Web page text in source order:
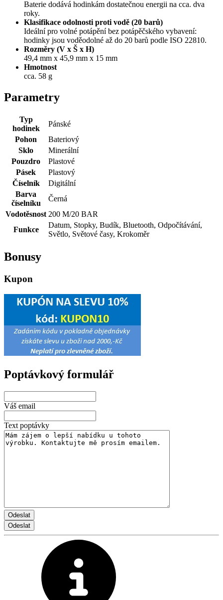
Baterie dodává hodinkám dostatečnou energii na cca. dva
roky.
Klasifikace odolnosti proti vodě (20 barů)
Ideální pro volné potápění bez potápěčského vybavení:
hodinky jsou voděodolné až do 20 barů podle ISO 22810.
Rozměry (V x Š x H)
49,4 mm x 45,9 mm x 15 mm
Hmotnost
cca. 58 g
Parametry
Typ
hodinek
Pánské
Pohon
Bateriový
Sklo
Minerální
Pouzdro
Plastové
Pásek
Plastový
Číselník
Digitální
Barva
číselníku
Černá
Vodotěsnost 200 M/20 BAR
Funkce
Datum, Stopky, Budík, Bluetooth, Odpočítávání,
Světlo, Světové časy, Krokoměr
Bonusy
Kupon
Poptávkový formulář
Váš email
Text poptávky